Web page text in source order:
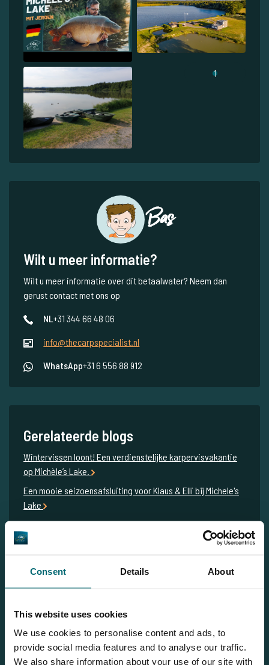
Consent Details About
This website uses cookies
We use cookies to personalise content and ads, to
provide social media features and to analyse our traffic.
We also share information about your use of our site with
1
Bas
Wilt u meer informatie?
Wilt u meer informatie over dit betaalwater? Neem dan
gerust contact met ons op
NL+31 344 66 48 06
info@thecarpspecialist.nl
WhatsApp+31 6 556 88 912
Gerelateerde blogs
Wintervissen loont! Een verdienstelijke karpervisvakantie
op Michèle’s Lake.
Een mooie seizoensafsluiting voor Klaus & Elli bij Michele's
Lake
Regen, vrienden & dikke vissen – avontuur op Michèle’s Lake
voor Sven en Lars
Herfstvissen op Michèle’s Lake: karperbeleving in de Moezel